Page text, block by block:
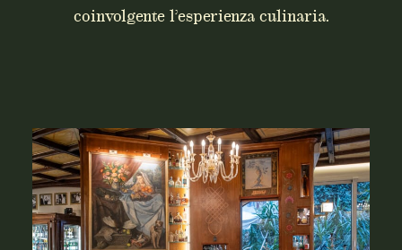
coinvolgente l’esperienza culinaria.